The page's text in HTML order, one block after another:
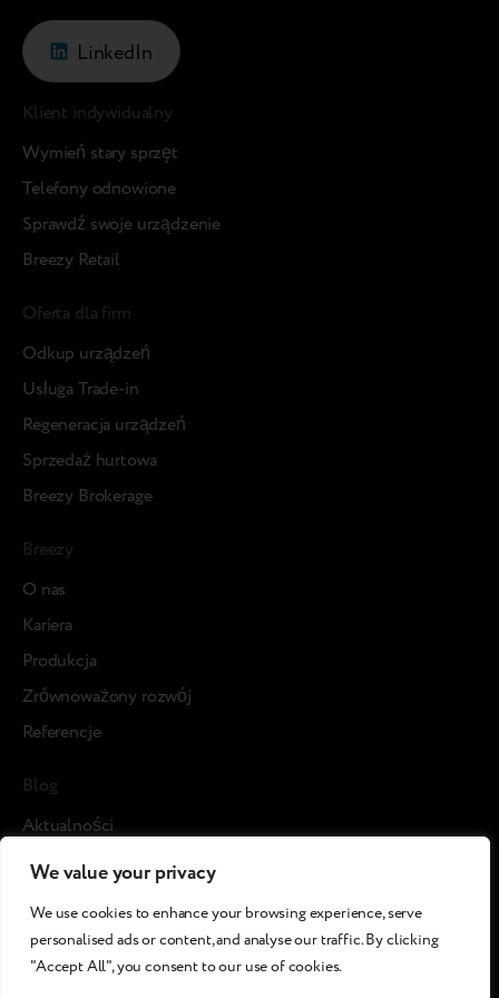
We value your privacy
We use cookies to enhance your browsing experience, serve
personalised ads or content, and analyse our traffic. By clicking
"Accept All", you consent to our use of cookies.
LinkedIn
Klient indywidualny
Wymień stary sprzęt
Telefony odnowione
Sprawdź swoje urządzenie
Breezy Retail
Oferta dla firm
Odkup urządzeń
Usługa Trade-in
Regeneracja urządzeń
Sprzedaż hurtowa
Breezy Brokerage
Breezy
О nas
Kariera
Produkcja
Zrównoważony rozwój
Referencje
Blog
Aktualności
Studia przypadku
Artykuły